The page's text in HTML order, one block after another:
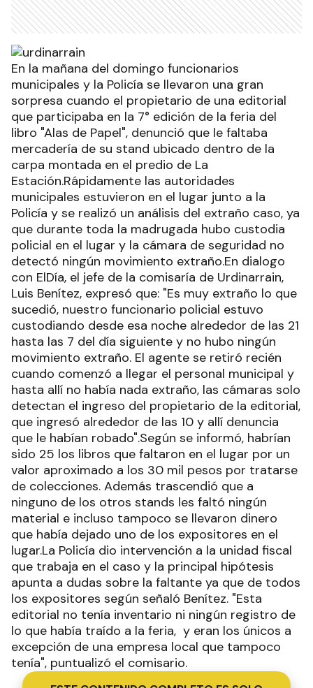
En la mañana del domingo funcionarios
municipales y la Policía se llevaron una gran
sorpresa cuando el propietario de una editorial
que participaba en la 7° edición de la feria del
libro "Alas de Papel", denunció que le faltaba
mercadería de su stand ubicado dentro de la
carpa montada en el predio de La
Estación.Rápidamente las autoridades
municipales estuvieron en el lugar junto a la
Policía y se realizó un análisis del extraño caso, ya
que durante toda la madrugada hubo custodia
policial en el lugar y la cámara de seguridad no
detectó ningún movimiento extraño.En dialogo
con ElDía, el jefe de la comisaría de Urdinarrain,
Luis Benítez, expresó que: "Es muy extraño lo que
sucedió, nuestro funcionario policial estuvo
custodiando desde esa noche alrededor de las 21
hasta las 7 del día siguiente y no hubo ningún
movimiento extraño. El agente se retiró recién
cuando comenzó a llegar el personal municipal y
hasta allí no había nada extraño, las cámaras solo
detectan el ingreso del propietario de la editorial,
que ingresó alrededor de las 10 y allí denuncia
que le habían robado".Según se informó, habrían
sido 25 los libros que faltaron en el lugar por un
valor aproximado a los 30 mil pesos por tratarse
de colecciones. Además trascendió que a
ninguno de los otros stands les faltó ningún
material e incluso tampoco se llevaron dinero
que había dejado uno de los expositores en el
lugar.La Policía dio intervención a la unidad fiscal
que trabaja en el caso y la principal hipótesis
apunta a dudas sobre la faltante ya que de todos
los expositores según señaló Benítez. "Esta
editorial no tenía inventario ni ningún registro de
lo que había traído a la feria, y eran los únicos a
excepción de una empresa local que tampoco
tenía", puntualizó el comisario.